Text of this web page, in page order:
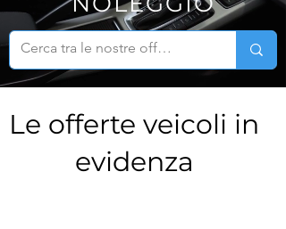
Le offerte veicoli in
evidenza